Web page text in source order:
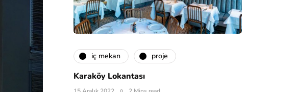
i̇ç mekan proje
Karaköy Lokantası